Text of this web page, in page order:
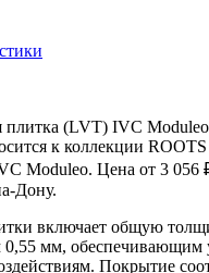
плитка (LVT) IVC
к коллекции
Moduleo. Цена от 3 056
Дону.
включает общую
мм, обеспечивающим
Покрытие